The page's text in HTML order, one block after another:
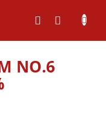
NO.6